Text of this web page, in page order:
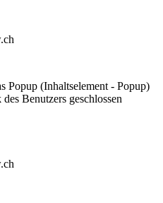
Popup (Inhaltselement - Popup)
Benutzers geschlossen